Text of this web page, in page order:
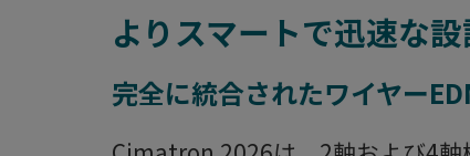
よりスマートで迅速な
完全に統合されたワイヤー